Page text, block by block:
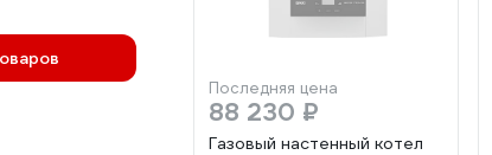
Последняя цена
88 230 ₽
Газовый настенный котел